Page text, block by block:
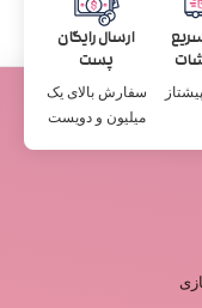
ارسال رایگان
پست
سفارش بالای یک
میلیون و دویست